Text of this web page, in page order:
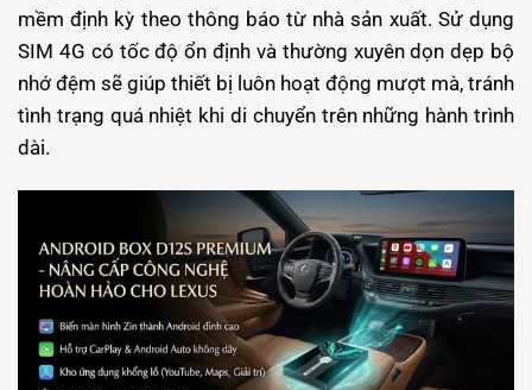
mềm định kỳ theo thông báo từ nhà sản xuất. Sử dụng
SIM 4G có tốc độ ổn định và thường xuyên dọn dẹp bộ
nhớ đệm sẽ giúp thiết bị luôn hoạt động mượt mà, tránh
tình trạng quá nhiệt khi di chuyển trên những hành trình
dài.